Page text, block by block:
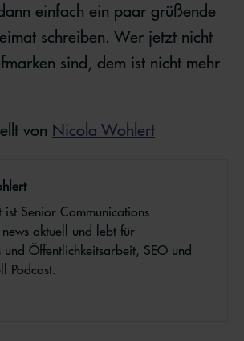
einfach ein paar grüßende
schreiben. Wer jetzt nicht
sind, dem ist nicht mehr
von Nicola Wohlert
Senior Communications
aktuell und lebt für
und Öffentlichkeitsarbeit, SEO und
Podcast.